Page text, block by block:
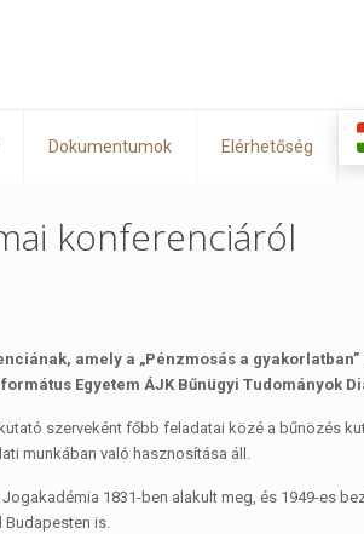
Dokumentumok Elérhetőség
konferenciáról
amely a „Pénzmosás a
Egyetem ÁJK Bűnügyi Tudományok
szerveként főbb feladatai közé a bűnözés
munkában való hasznosítása áll.
1831-ben alakult meg, és 1949-es
Budapesten is.